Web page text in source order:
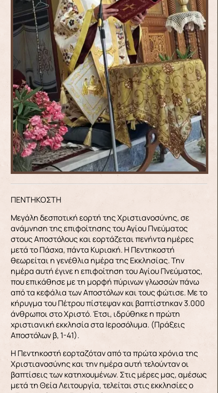
ΠΕΝΤΗΚΟΣΤΗ
Μεγάλη δεσποτική εορτή της Χριστιανοσύνης, σε
ανάμνηση της επιφοίτησης του Αγίου Πνεύματος
στους Αποστόλους και εορτάζεται πενήντα ημέρες
μετά το Πάσχα, πάντα Κυριακή. Η Πεντηκοστή
θεωρείται η γενέθλια ημέρα της Εκκλησίας. Την
ημέρα αυτή έγινε η επιφοίτηση του Αγίου Πνεύματος,
που επικάθησε με τη μορφή πύρινων γλωσσών πάνω
από τα κεφάλια των Αποστόλων και τους φώτισε. Με το
κήρυγμα του Πέτρου πίστεψαν και βαπτίστηκαν 3.000
άνθρωποι στο Χριστό. Έτσι, ιδρύθηκε η πρώτη
χριστιανική εκκλησία στα Ιεροσόλυμα. (Πράξεις
Αποστόλων β, 1-41).
Η Πεντηκοστή εορταζόταν από τα πρώτα χρόνια της
Χριστιανοσύνης και την ημέρα αυτή τελούνταν οι
βαπτίσεις των κατηχουμένων. Στις μέρες μας, αμέσως
μετά τη Θεία Λειτουργία, τελείται στις εκκλησίες ο